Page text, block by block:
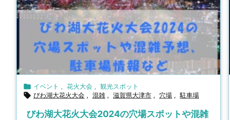
 イベント , 花火大会 , 観光スポット
 びわ湖大花火大会 , 混雑 , 滋賀県大津市 , 穴場 , 駐車場
びわ湖大花火大会2024の穴場スポットや混雑